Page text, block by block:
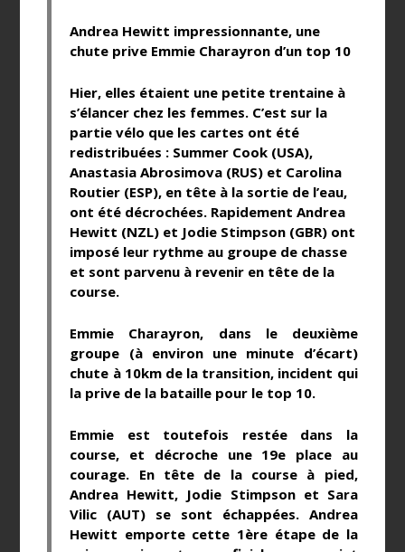
Andrea Hewitt impressionnante, une
chute prive Emmie Charayron d’un top 10
Hier, elles étaient une petite trentaine à
s’élancer chez les femmes. C’est sur la
partie vélo que les cartes ont été
redistribuées : Summer Cook (USA),
Anastasia Abrosimova (RUS) et Carolina
Routier (ESP), en tête à la sortie de l’eau,
ont été décrochées. Rapidement Andrea
Hewitt (NZL) et Jodie Stimpson (GBR) ont
imposé leur rythme au groupe de chasse
et sont parvenu à revenir en tête de la
course.
Emmie Charayron, dans le deuxième
groupe (à environ une minute d’écart)
chute à 10km de la transition, incident qui
la prive de la bataille pour le top 10.
Emmie est toutefois restée dans la
course, et décroche une 19e place au
courage. En tête de la course à pied,
Andrea Hewitt, Jodie Stimpson et Sara
Vilic (AUT) se sont échappées. Andrea
Hewitt emporte cette 1ère étape de la